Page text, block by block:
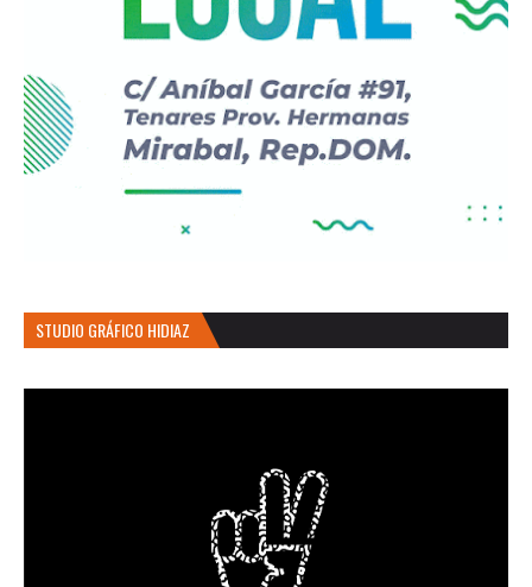
STUDIO GRÁFICO HIDIAZ